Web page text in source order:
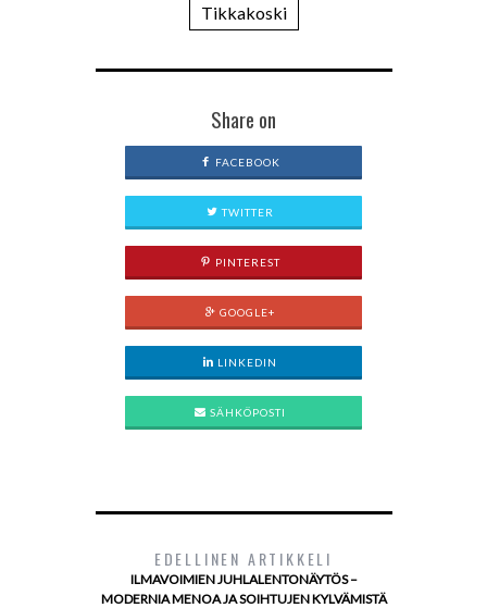
Tikkakoski
Share on
FACEBOOK
TWITTER
PINTEREST
GOOGLE+
LINKEDIN
SÄHKÖPOSTI
EDELLINEN ARTIKKELI
ILMAVOIMIEN JUHLALENTONÄYTÖS –
MODERNIA MENOA JA SOIHTUJEN KYLVÄMISTÄ